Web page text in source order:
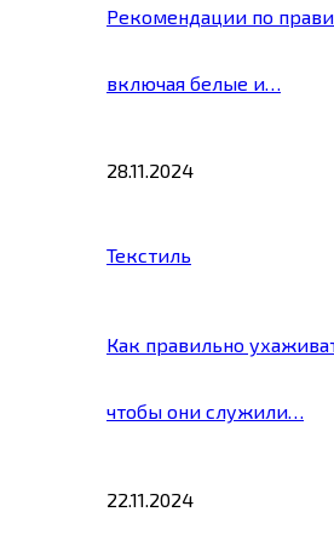
Рекомендации по
включая белые и…
28.11.2024
Текстиль
Как правильно
чтобы они служили…
22.11.2024